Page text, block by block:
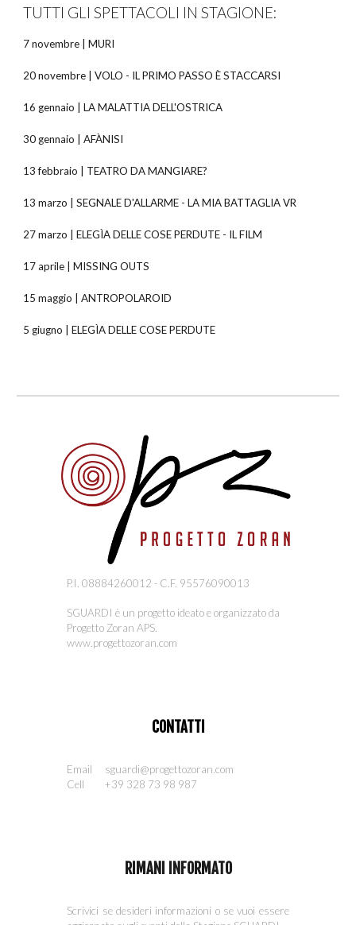
TUTTI GLI SPETTACOLI IN STAGIONE:
7 novembre | MURI
20 novembre | VOLO - IL PRIMO PASSO È STACCARSI
16 gennaio | LA MALATTIA DELL'OSTRICA
30 gennaio | AFÀNISI
13 febbraio | TEATRO DA MANGIARE?
13 marzo | SEGNALE D'ALLARME - LA MIA BATTAGLIA VR
27 marzo | ELEGÌA DELLE COSE PERDUTE - IL FILM
17 aprile | MISSING OUTS
15 maggio | ANTROPOLAROID
5 giugno | ELEGÌA DELLE COSE PERDUTE
P.I. 08884260012 - C.F. 95576090013
SGUARDI è un progetto ideatoe organizzatoda
Progetto ZoranAPS
www.progettozoran.com
CONTATTI
Email
sguardi@progettozoran.com
Cell
+39 328 73 98 987
RIMANI INFORMATO
Scrivici se desideri informazioni o se vuoi essere